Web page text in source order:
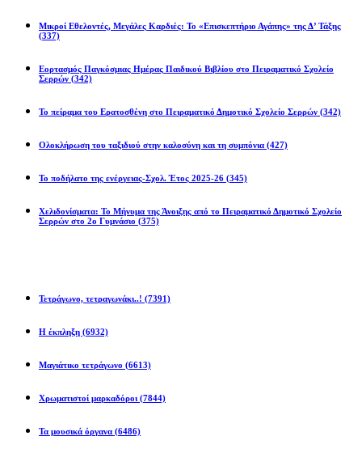
Μικροί Εθελοντές, Μεγάλες Καρδιές: Το «Επισκεπτήριο Αγάπης» της Δ’ Τάξης
(337)
Εορτασμός Παγκόσμιας Ημέρας Παιδικού Βιβλίου στο Πειραματικό Σχολείο
Σερρών (342)
Το πείραμα του Ερατοσθένη στο Πειραματικό Δημοτικό Σχολείο Σερρών (342)
Ολοκλήρωση του ταξιδιού στην καλοσύνη και τη συμπόνια (427)
Το ποδήλατο της ενέργειας-Σχολ. Έτος 2025-26 (345)
Χελιδονίσματα: Το Μήνυμα της Άνοιξης από το Πειραματικό Δημοτικό Σχολείο
Σερρών στο 2ο Γυμνάσιο (375)
Τετράγωνο, τετραγωνάκι..! (7391)
Η έκπληξη (6932)
Μαγιάτικο τετράγωνο (6613)
Χρωματιστοί μαρκαδόροι (7844)
Τα μουσικά όργανα (6486)